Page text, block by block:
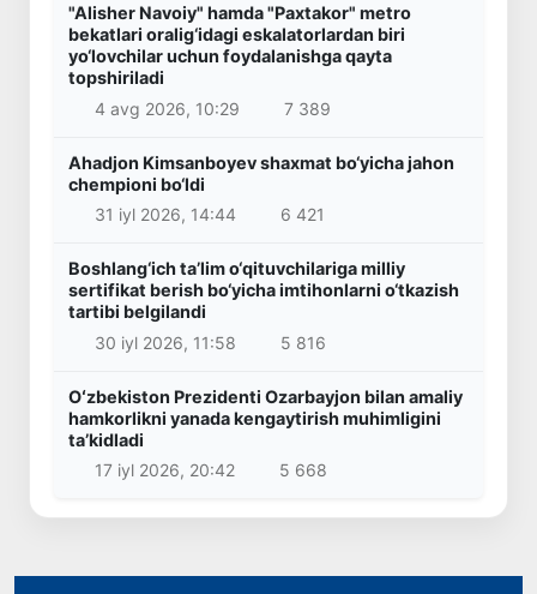
"Alisher Navoiy" hamda "Paxtakor" metro
bekatlari oralig‘idagi eskalatorlardan biri
yo‘lovchilar uchun foydalanishga qayta
topshiriladi
4 avg 2026, 10:29
7 389
Ahadjon Kimsanboyev shaxmat bo‘yicha jahon
chempioni bo‘ldi
31 iyl 2026, 14:44
6 421
Boshlang‘ich ta’lim o‘qituvchilariga milliy
sertifikat berish bo‘yicha imtihonlarni o‘tkazish
tartibi belgilandi
30 iyl 2026, 11:58
5 816
Oʻzbekiston Prezidenti Ozarbayjon bilan amaliy
hamkorlikni yanada kengaytirish muhimligini
taʼkidladi
17 iyl 2026, 20:42
5 668